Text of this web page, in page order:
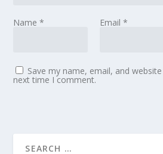
Name* Email *
Save my name, email, and
next time I comment.